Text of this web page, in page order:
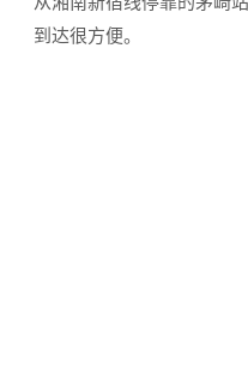
到达很方便。